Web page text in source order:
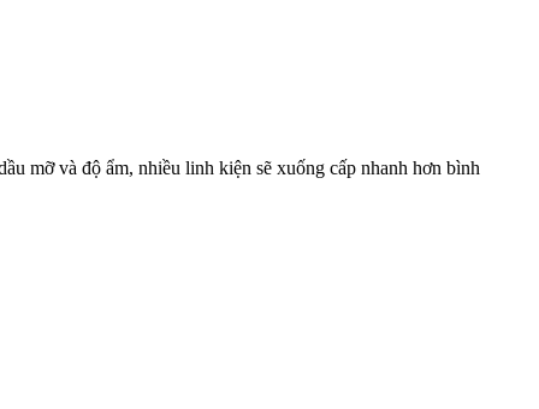
mỡ và độ ẩm, nhiều linh kiện sẽ xuống cấp nhanh hơn bình